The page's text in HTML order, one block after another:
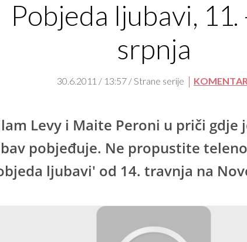
Pobjeda ljubavi, 11.
srpnja
30.6.2011 / 13:57 / Strane serije
Levy i Maite Peroni u priči gdje
pobjeđuje. Ne propustite
ljubavi' od 14. travnja na